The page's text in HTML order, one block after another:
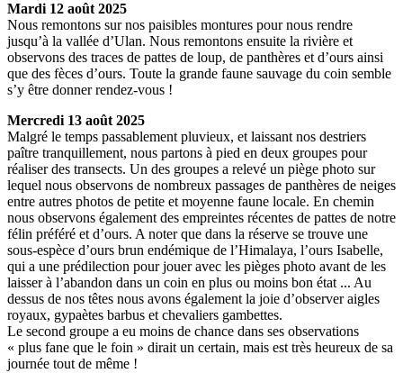
Mardi 12 août 2025
Nous remontons sur nos paisibles montures pour nous rendre
jusqu’à la vallée d’Ulan. Nous remontons ensuite la rivière et
observons des traces de pattes de loup, de panthères et d’ours ainsi
que des fèces d’ours. Toute la grande faune sauvage du coin semble
s’y être donner rendez-vous !
Mercredi 13 août 2025
Malgré le temps passablement pluvieux, et laissant nos destriers
paître tranquillement, nous partons à pied en deux groupes pour
réaliser des transects. Un des groupes a relevé un piège photo sur
lequel nous observons de nombreux passages de panthères de neiges
entre autres photos de petite et moyenne faune locale. En chemin
nous observons également des empreintes récentes de pattes de notre
félin préféré et d’ours. A noter que dans la réserve se trouve une
sous-espèce d’ours brun endémique de l’Himalaya, l’ours Isabelle,
qui a une prédilection pour jouer avec les pièges photo avant de les
laisser à l’abandon dans un coin en plus ou moins bon état ... Au
dessus de nos têtes nous avons également la joie d’observer aigles
royaux, gypaètes barbus et chevaliers gambettes.
Le second groupe a eu moins de chance dans ses observations
« plus fane que le foin » dirait un certain, mais est très heureux de sa
journée tout de même !